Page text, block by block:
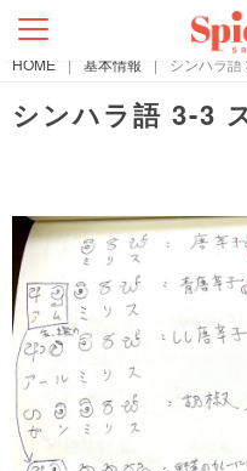
HOME | 基本情報 | シンハラ語
シンハラ語 3-3